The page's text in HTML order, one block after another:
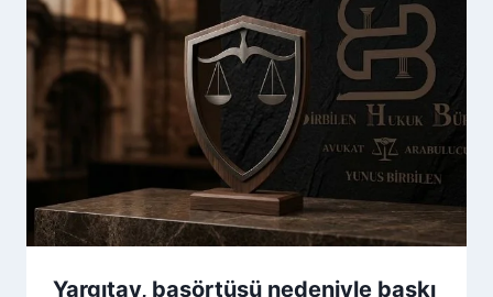
Yargıtay, başörtüsü nedeniyle baskı